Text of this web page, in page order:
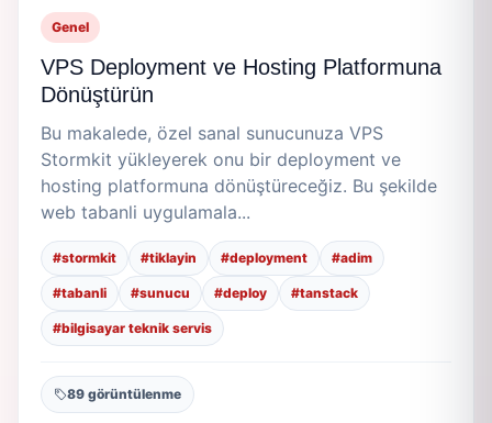
Genel
VPS Deployment ve Hosting Platformuna
Dönüştürün
Bu makalede, özel sanal sunucunuza VPS
Stormkit yükleyerek onu bir deployment ve
hosting platformuna dönüştüreceğiz. Bu şekilde
web tabanli uygulamala...
#stormkit #tiklayin #deployment #adim
#tabanli #sunucu #deploy #tanstack
#bilgisayar teknik servis
89 görüntülenme